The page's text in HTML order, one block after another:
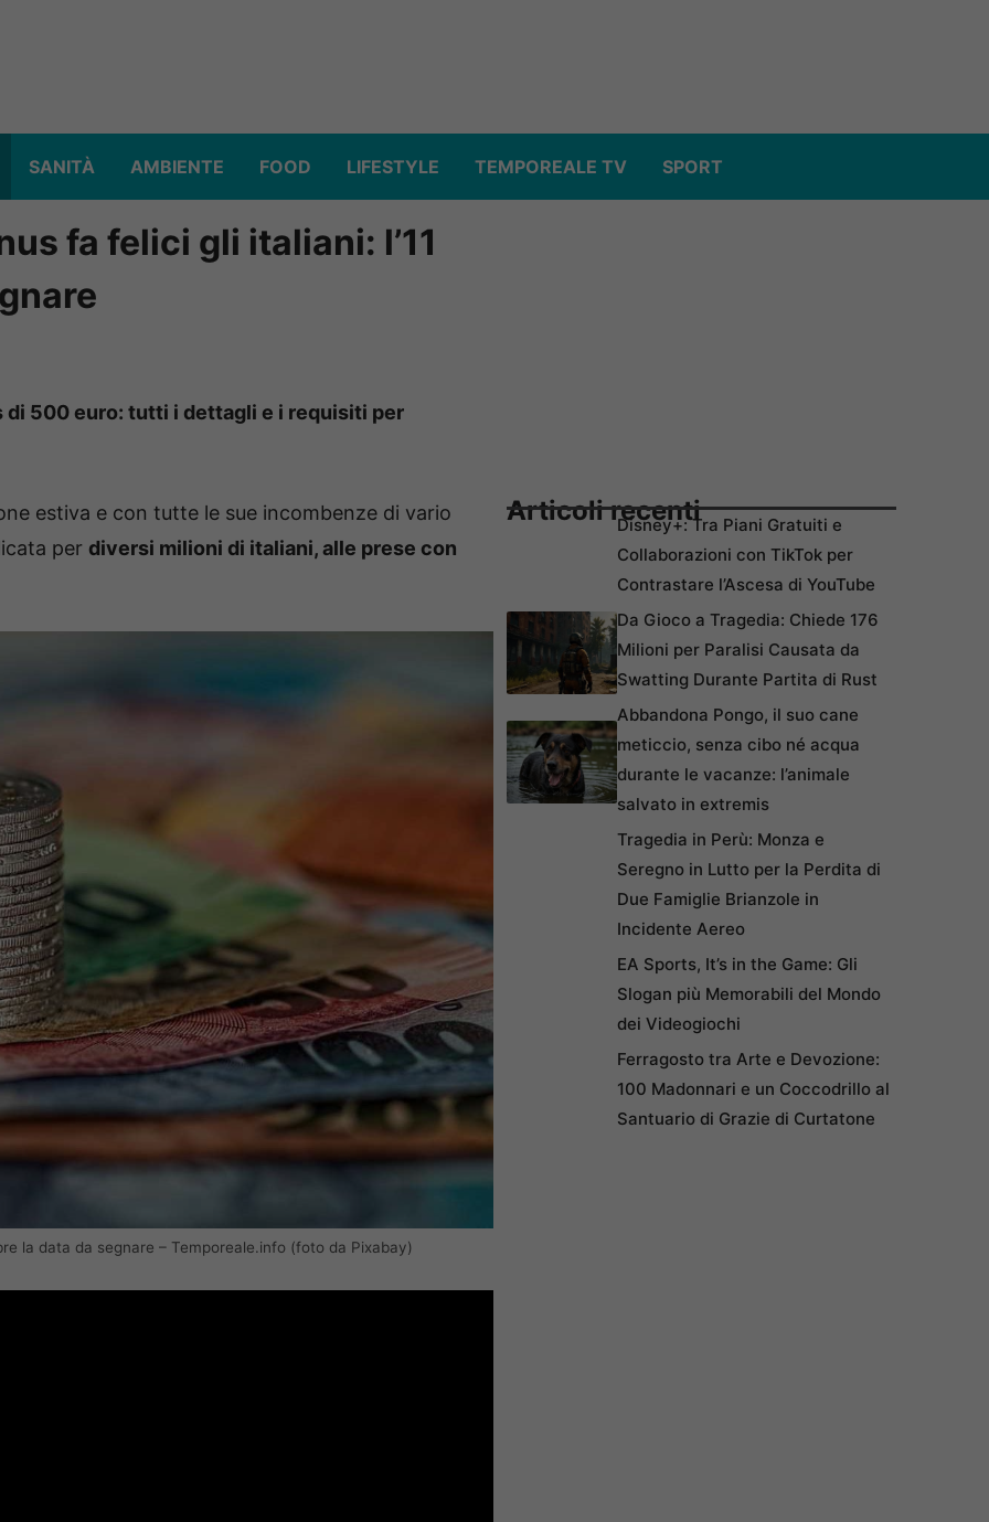
SANITÀ AMBIENTE FOOD LIFESTYLE TEMPOREALE TV SPORT
fa felici gli italiani: l’11
di 500 euro: tutti i dettagli e i requisiti per
estiva e con tutte le sue incombenze di vario
per diversi milioni di italiani, alle prese con
la data da segnare – Temporeale.info (foto da Pixabay)
Articoli recentiDisney+: Tra Piani Gratuiti e
Collaborazioni con TikTok per
Contrastare l’Ascesa di YouTube
Da Gioco a Tragedia: Chiede 176
Milioni per Paralisi Causata da
Swatting Durante Partita di Rust
Abbandona Pongo, il suo cane
meticcio, senza cibo né acqua
durante le vacanze: l’animale
salvato in extremis
Tragedia in Perù: Monza e
Seregno in Lutto per la Perdita di
Due Famiglie Brianzole in
Incidente Aereo
EA Sports, It’s in the Game: Gli
Slogan più Memorabili del Mondo
dei Videogiochi
Ferragosto tra Arte e Devozione:
100 Madonnari e un Coccodrillo al
Santuario di Grazie di Curtatone